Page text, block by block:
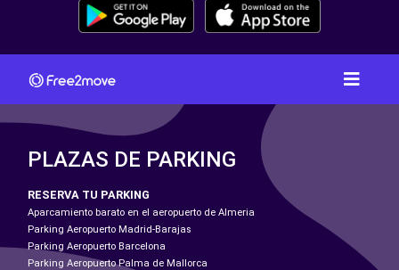
PLAZAS DE PARKING
RESERVA TU PARKING
Aparcamiento barato en el aeropuerto de Almeria
Parking Aeropuerto Madrid-Barajas
Parking Aeropuerto Barcelona
Parking Aeropuerto Palma de Mallorca